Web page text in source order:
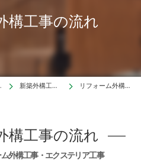
構工事の流れ
株式会社 新築外構工事の流れ リフォーム外構工事の流れ
外構工事・エクステリア工事
構工事の流れ